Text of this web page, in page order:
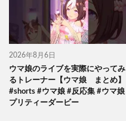
2026年8月6日
ウマ娘のライブを実際にやってみ
るトレーナー【ウマ娘 まとめ】
#shorts #ウマ娘 #反応集 #ウマ娘
プリティーダービー